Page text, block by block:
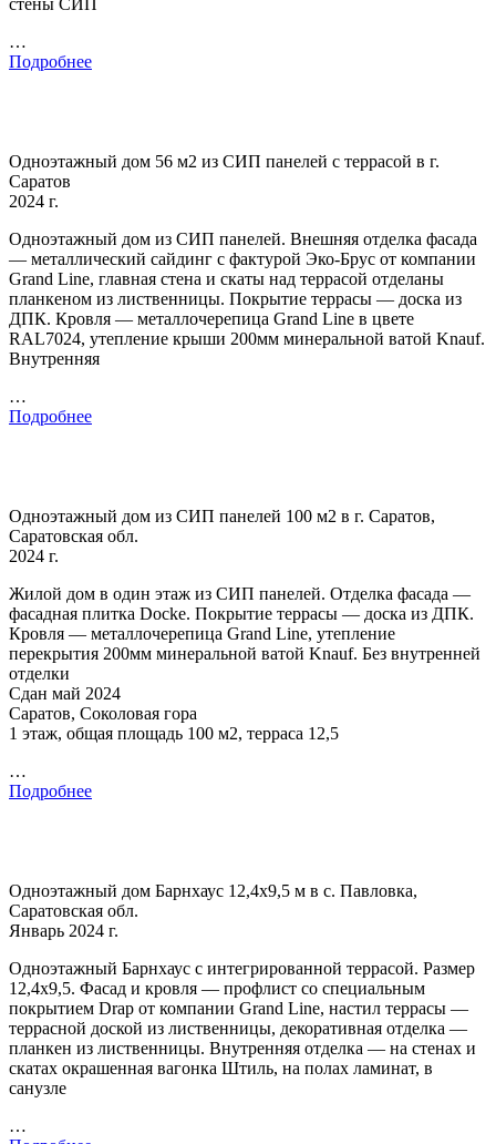
…
Подробнее
Одноэтажный дом 56 м2 из СИП панелей с террасой в г.
Саратов
2024 г.
Одноэтажный дом из СИП панелей. Внешняя отделка фасада
— металлический сайдинг с фактурой Эко-Брус от компании
Grand Line, главная стена и скаты над террасой отделаны
планкеном из лиственницы. Покрытие террасы — доска из
ДПК. Кровля — металлочерепица Grand Line в цвете
RAL7024, утепление крыши 200мм минеральной ватой Knauf.
Внутренняя
…
Подробнее
Одноэтажный дом из СИП панелей 100 м2 в г. Саратов,
Саратовская обл.
2024 г.
Жилой дом в один этаж из СИП панелей. Отделка фасада —
фасадная плитка Docke. Покрытие террасы — доска из ДПК.
Кровля — металлочерепица Grand Line, утепление
перекрытия 200мм минеральной ватой Knauf. Без внутренней
отделки
Сдан май 2024
Саратов, Соколовая гора
1 этаж, общая площадь 100 м2, терраса 12,5
…
Подробнее
Одноэтажный дом Барнхаус 12,4х9,5 м в с. Павловка,
Саратовская обл.
Январь 2024 г.
Одноэтажный Барнхаус с интегрированной террасой. Размер
12,4х9,5. Фасад и кровля — профлист со специальным
покрытием Drap от компании Grand Line, настил террасы —
террасной доской из лиственницы, декоративная отделка —
планкен из лиственницы. Внутренняя отделка — на стенах и
скатах окрашенная вагонка Штиль, на полах ламинат, в
санузле
…